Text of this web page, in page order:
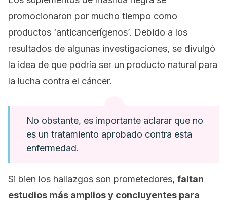
promocionaron por mucho tiempo como
productos ‘anticancerígenos’. Debido a los
resultados de algunas investigaciones, se divulgó
la idea de que podría ser un producto natural para
la lucha contra el cáncer.
No obstante, es importante aclarar que no
es un tratamiento aprobado contra esta
enfermedad.
Si bien los hallazgos son prometedores, faltan
estudios más amplios y concluyentes para